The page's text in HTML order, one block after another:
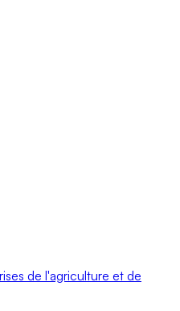
de l'agriculture et de